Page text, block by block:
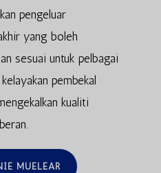
pengeluar
yang boleh
sesuai untuk pelbagai
pembekal
kualiti
MUELEAR